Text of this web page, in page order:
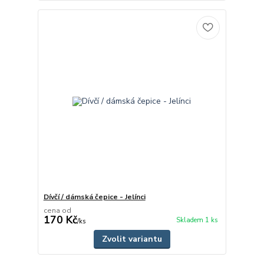
Dívčí / dámská čepice - Jelínci
cena od
170 Kč/ks Skladem 1 ks
Zvolit variantu